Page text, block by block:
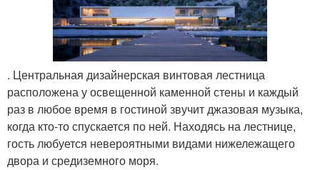
. Центральная дизайнерская винтовая лестница
расположена у освещенной каменной стены и каждый
раз в любое время в гостиной звучит джазовая музыка,
когда кто-то спускается по ней. Находясь на лестнице,
гость любуется невероятными видами нижележащего
двора и средиземного моря.